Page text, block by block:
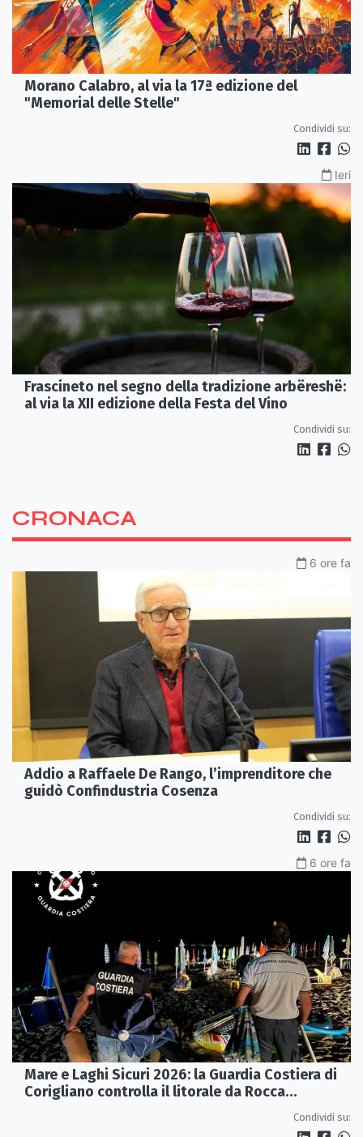
Morano Calabro, al via la 17ª edizione del
"Memorial delle Stelle"
Condividi su:
Ieri
Frascineto nel segno della tradizione arbëreshë:
al via la XII edizione della Festa del Vino
Condividi su:
CRONACA
6 ore fa
Addio a Raffaele De Rango, l’imprenditore che
guidò Confindustria Cosenza
Condividi su:
6 ore fa
Mare e Laghi Sicuri 2026: la Guardia Costiera di
Corigliano controlla il litorale da Rocca
Condividi su: